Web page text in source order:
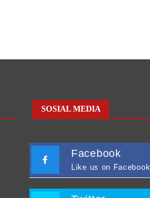
SOSIAL MEDIA
Facebook
Like us on Facebook